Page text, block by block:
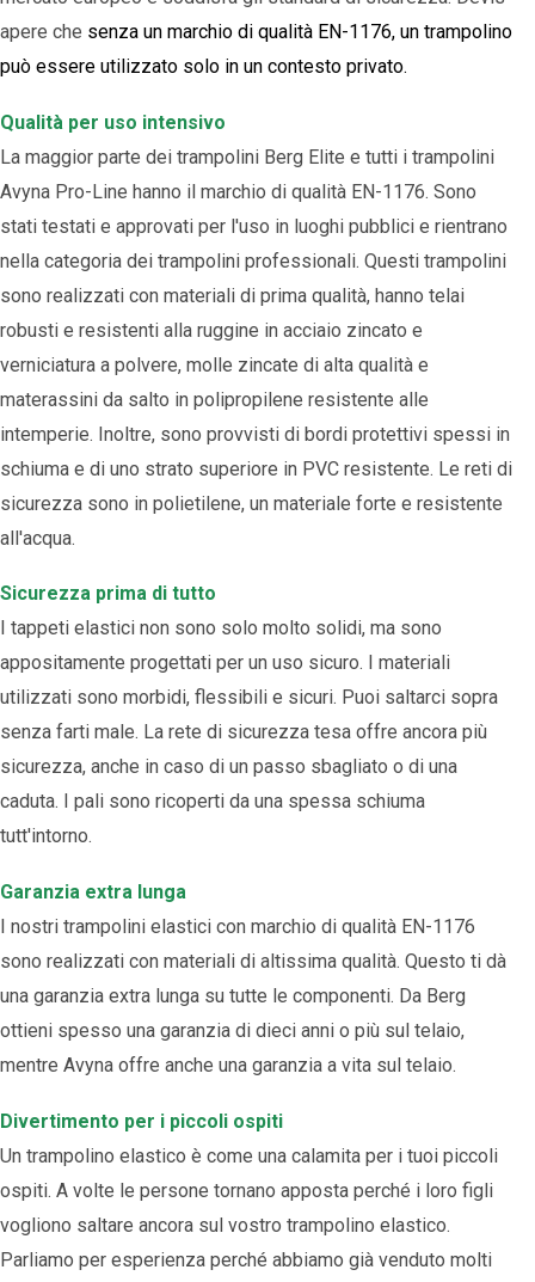
apere che senza un marchio di qualità EN-1176, un trampolino
può essere utilizzato solo in un contesto privato.
Qualità per uso intensivo
La maggior parte dei trampolini Berg Elite e tutti i trampolini
Avyna Pro-Line hanno il marchio di qualità EN-1176. Sono
stati testati e approvati per l'uso in luoghi pubblici e rientrano
nella categoria dei trampolini professionali. Questi trampolini
sono realizzati con materiali di prima qualità, hanno telai
robusti e resistenti alla ruggine in acciaio zincato e
verniciatura a polvere, molle zincate di alta qualità e
materassini da salto in polipropilene resistente alle
intemperie. Inoltre, sono provvisti di bordi protettivi spessi in
schiuma e di uno strato superiore in PVC resistente. Le reti di
sicurezza sono in polietilene, un materiale forte e resistente
all'acqua.
Sicurezza prima di tutto
I tappeti elastici non sono solo molto solidi, ma sono
appositamente progettati per un uso sicuro. I materiali
utilizzati sono morbidi, flessibili e sicuri. Puoi saltarci sopra
senza farti male. La rete di sicurezza tesa offre ancora più
sicurezza, anche in caso di un passo sbagliato o di una
caduta. I pali sono ricoperti da una spessa schiuma
tutt'intorno.
Garanzia extra lunga
I nostri trampolini elastici con marchio di qualità EN-1176
sono realizzati con materiali di altissima qualità. Questo ti dà
una garanzia extra lunga su tutte le componenti. Da Berg
ottieni spesso una garanzia di dieci anni o più sul telaio,
mentre Avyna offre anche una garanzia a vita sul telaio.
Divertimento per i piccoli ospiti
Un trampolino elastico è come una calamita per i tuoi piccoli
ospiti. A volte le persone tornano apposta perché i loro figli
vogliono saltare ancora sul vostro trampolino elastico.
Parliamo per esperienza perché abbiamo già venduto molti